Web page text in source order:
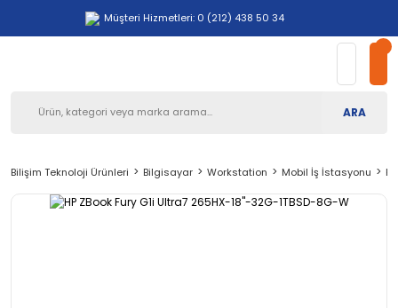
Müşteri Hizmetleri: 0 (212) 438 50 34
ARA
Bilişim Teknoloji Ürünleri Bilgisayar Workstation Mobil İş İstasyonu